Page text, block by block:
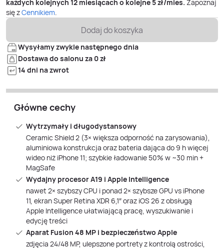
każdych kolejnych 12 miesiącach o kolejne5zł/mies. Zapoznaj
się zCennikiem.
Dodaj do koszyka
Wysyłamy zwykle następnego dnia
Dostawa do salonu za 0 zł
14 dni na zwrot
Główne cechy
Wytrzymały i długodystansowy
Ceramic Shield 2 (3× większa odporność na zarysowania),
aluminiowa konstrukcja oraz bateria dająca do 9 h więcej
wideo niż iPhone 11; szybkie ładowanie 50% w ~30 min +
MagSafe
Wydajny procesor A19 i Apple Intelligence
nawet 2× szybszy CPU i ponad 2× szybsze GPU vs iPhone
11, ekran Super Retina XDR 6,1″ oraz iOS 26 z obsługą
Apple Intelligence ułatwiającą pracę, wyszukiwanie i
edycję treści
Aparat Fusion 48 MP i bezpieczeństwo Apple
zdjęcia 24/48 MP, ulepszone portrety z kontrolą ostrości,